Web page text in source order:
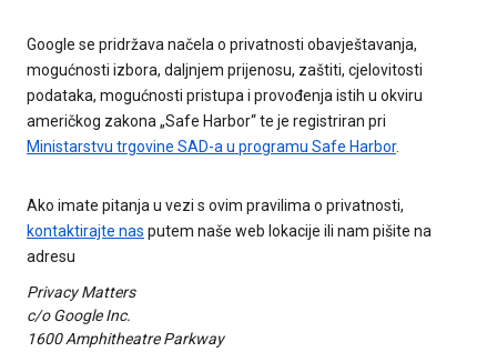
Google se pridržava načela o privatnosti obavještavanja,
mogućnosti izbora, daljnjem prijenosu, zaštiti, cjelovitosti
podataka, mogućnosti pristupa i provođenja istih u okviru
američkog zakona „Safe Harbor“ te je registriran pri
Ministarstvu trgovine SAD-a u programu Safe Harbor.
Ako imate pitanja u vezi s ovim pravilima o privatnosti,
kontaktirajte nas putem naše web lokacije ili nam pišite na
adresu
Privacy Matters
c/o Google Inc.
1600 Amphitheatre Parkway